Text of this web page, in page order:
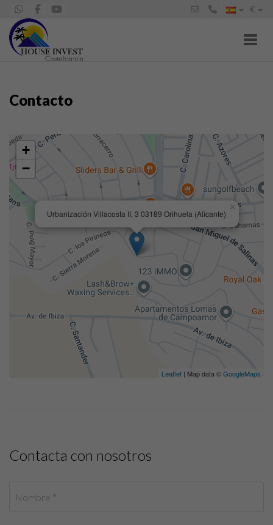
€
Contacto
Urbanización Villacosta II, 3 03189 Orihuela (Alicante)
×
+
−
Leaflet | Map data ©GoogleMaps
Contacta con nosotros